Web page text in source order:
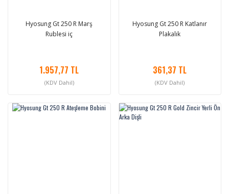
Hyosung Gt 250 R Marş
Rublesi iç
1.957,77 TL
(KDV Dahil)
Hyosung Gt 250 R Katlanır
Plakalık
361,37 TL
(KDV Dahil)